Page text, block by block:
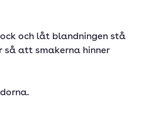
och låt blandningen stå
så att smakerna hinner